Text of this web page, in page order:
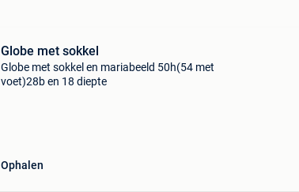
Globe met sokkel
Globe met sokkel en mariabeeld 50h(54 met
voet)28b en 18 diepte
Ophalen